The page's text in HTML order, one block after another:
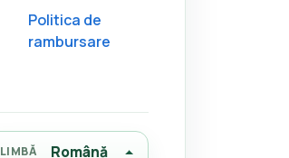
Politica de
rambursare
LIMBĂ Română